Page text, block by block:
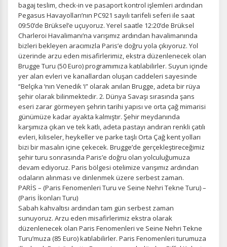
bagaj teslim, check-in ve pasaport kontrol işlemleri ardından
Pegasus Havayolları’nın PC921 sayılı tarifeli seferi ile saat
09:50’de Brüksel’e uçuyoruz. Yerel saatle 12:20’de Brüksel
Charleroi Havalimanı’na varışımız ardından havalimanında
bizleri bekleyen aracımızla Paris’e doğru yola çıkıyoruz. Yol
üzerinde arzu eden misafirlerimiz, ekstra düzenlenecek olan
Brugge Turu (50 Euro) programımıza katılabilirler. Suyun içinde
yer alan evleri ve kanallardan oluşan caddeleri sayesinde
“Belçika ‘nın Venedik ‘i” olarak anılan Brugge, adeta bir rüya
şehir olarak bilinmektedir. 2. Dünya Savaşı sırasında şans
eseri zarar görmeyen şehrin tarihi yapısı ve orta çağ mimarisi
günümüze kadar ayakta kalmıştır. Şehir meydanında
karşımıza çıkan ve tek katlı, adeta pastayı andıran renkli çatılı
evleri, kiliseler, heykeller ve parke taşlı Orta Çağ kent yolları
bizi bir masalın içine çekecek. Brugge’de gerçekleştireceğimiz
şehir turu sonrasında Paris’e doğru olan yolculuğumuza
devam ediyoruz. Paris bölgesi otelimize varışımız ardından
odaların alınması ve dinlenmek üzere serbest zaman.
PARİS – (Paris Fenomenleri Turu ve Seine Nehri Tekne Turu) –
(Paris İkonları Turu)
Sabah kahvaltısı ardından tam gün serbest zaman
sunuyoruz. Arzu eden misafirlerimiz ekstra olarak
düzenlenecek olan Paris Fenomenleri ve Seine Nehri Tekne
Turu’muza (85 Euro) katılabilirler. Paris Fenomenleri turumuza